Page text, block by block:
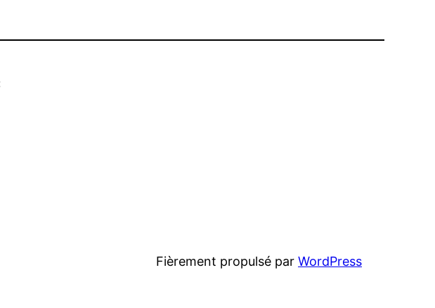
Fièrement propulsé par WordPress